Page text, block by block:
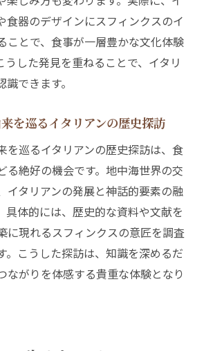
食器のデザインにスフィンクスのイ
ことで、食事が一層豊かな文化体験
うした発見を重ねることで、イタリ
できます。
を巡るイタリアンの歴史探訪
を巡るイタリアンの歴史探訪は、食
る絶好の機会です。地中海世界の交
イタリアンの発展と神話的要素の融
具体的には、歴史的な資料や文献を
に現れるスフィンクスの意匠を調査
。こうした探訪は、知識を深めるだ
ながりを体感する貴重な体験となり